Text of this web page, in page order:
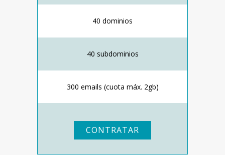
40 dominios
40 subdominios
300 emails (cuota máx. 2gb)
CONTRATAR